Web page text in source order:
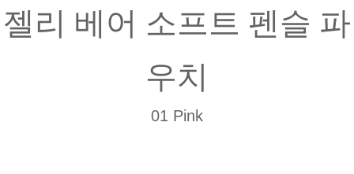
젤리 베어 소프트 펜슬 파
우치
01 Pink